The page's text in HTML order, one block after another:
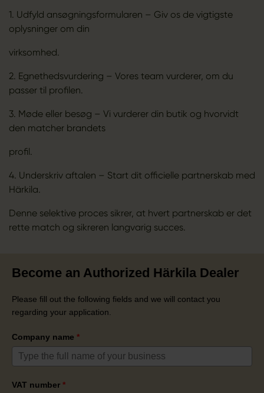
1. Udfyld ansøgningsformularen – Giv os de vigtigste
oplysninger om din
virksomhed.
2. Egnethedsvurdering – Vores team vurderer, om du
passer til profilen.
3. Møde eller besøg – Vi vurderer din butik og hvorvidt
den matcher brandets
profil.
4. Underskriv aftalen – Start dit officielle partnerskab med
Härkila.
Denne selektive proces sikrer, at hvert partnerskab er det
rette match og sikreren langvarig succes.
Become an Authorized Härkila Dealer
Please fill out the following fields and we will contact you
regarding your application.
Company name *
VAT number *